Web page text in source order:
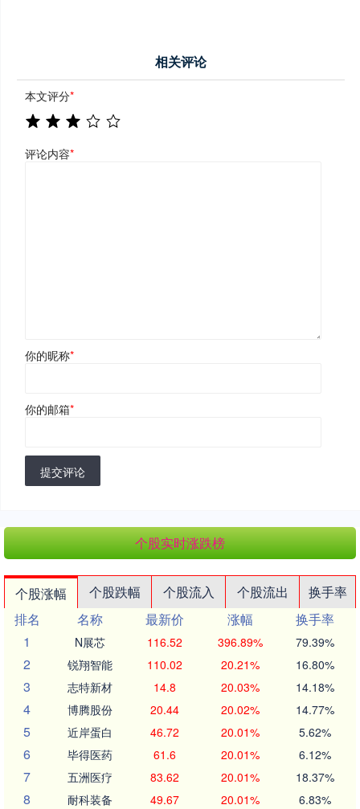
相关评论
本文评分*
评论内容*
你的昵称*
你的邮箱*
提交评论
个股实时涨跌榜
个股涨幅 个股跌幅 个股流入 个股流出
换手率
排名
名称 最新价 涨幅
换手率
1
N展芯 116.52 396.89% 79.39%
2 锐翔智能 110.02 20.21% 16.80%
3 志特新材 14.8 20.03% 14.18%
4 博腾股份 20.44 20.02% 14.77%
5 近岸蛋白 46.72 20.01% 5.62%
6 毕得医药 61.6 20.01% 6.12%
7 五洲医疗 83.62 20.01% 18.37%
8 耐科装备 49.67 20.01% 6.83%